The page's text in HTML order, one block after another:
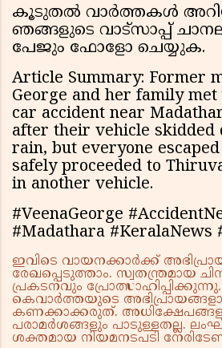
കൂടുതൽ വാർത്തകൾ
ഞങ്ങളുടെ വാട്സാപ്പ്
പേജും ഫോളോ ചെയ്യുക.
Article Summary: Former
George and her family
car accident near
after their vehicle skidded
rain, but everyone
safely proceeded to
in another vehicle.
#VeenaGeorge
#Madathara #KeralaNews
ഇവിടെ വായനക്കാർക്ക്
രേഖപ്പെടുത്താം. സ്വതന്ത്രമായ
പ്രകടനവും
കെവാർത്തയുടെ
കണക്കാക്കരുത്. അധിക്ഷേപങ്ങളും
പരാമർശങ്ങളും പാടുള്ളതല്ല.
ശക്തമായ നിയമനടപടി